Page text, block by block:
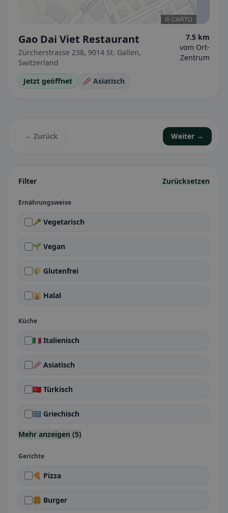
Filter Zurücksetzen
Ernährungsweise
🥕 Vegetarisch
🌱 Vegan
🌾 Glutenfrei
🕌 Halal
Küche
🇮🇹 Italienisch
🥢 Asiatisch
🇹🇷 Türkisch
🇬🇷 Griechisch
Mehr anzeigen (5)
Gerichte
🍕 Pizza
🍔 Burger
Gao Dai Viet Restaurant
Zürcherstrasse 238, 9014 St. Gallen,
Switzerland
7.5 km
vom Ort-
Zentrum
Jetzt geöffnet 🥢 Asiatisch
← Zurück Weiter →